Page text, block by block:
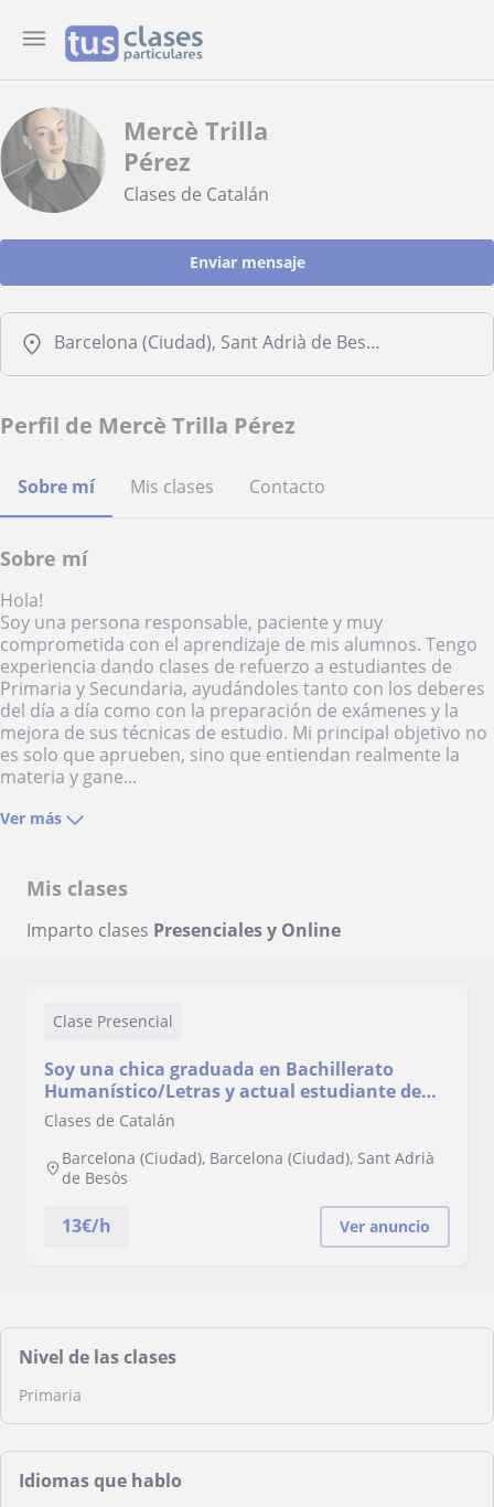
Mercè Trilla
Pérez
Clases de Catalán
Enviar mensaje
Barcelona (Ciudad), Sant Adrià de Besòs
Perfil de Mercè Trilla Pérez
Sobre mí Mis clases Contacto
Sobre mí
Hola!
Soy una persona responsable, paciente y muy
comprometida con el aprendizaje de mis alumnos. Tengo
experiencia dando clases de refuerzo a estudiantes de
Primaria y Secundaria, ayudándoles tanto con los deberes
del día a día como con la preparación de exámenes y la
mejora de sus técnicas de estudio. Mi principal objetivo no
es solo que aprueben, sino que entiendan realmente la
materia y gane...
Ver más
Mis clases
Imparto clases Presenciales y Online
Clase Presencial
Soy una chica graduada en Bachillerato
Humanístico/Letras y actual estudiante de
Medicina Nuclear.
Clases de Catalán
Barcelona (Ciudad), Barcelona (Ciudad), Sant Adrià
de Besòs
13€/h Ver anuncio
Nivel de las clases
Primaria
Idiomas que hablo